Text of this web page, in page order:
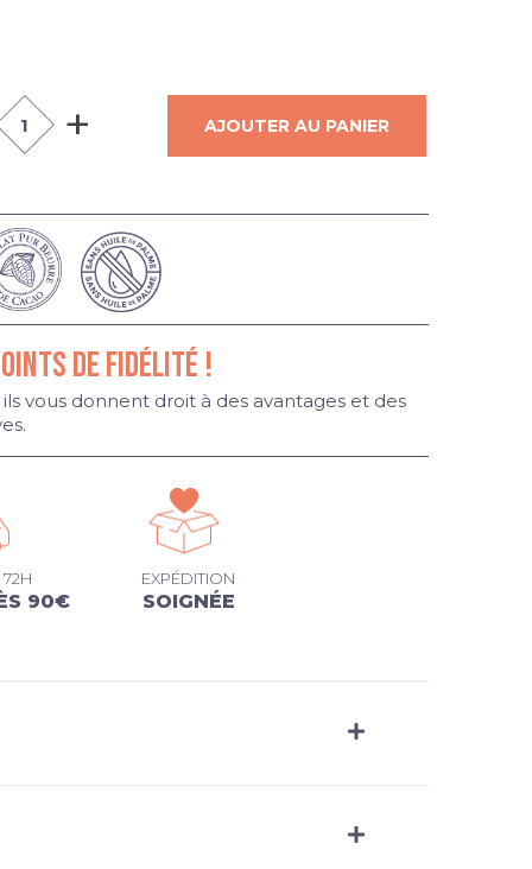
+ AJOUTER AU PANIER
DE FIDÉLITÉ !
vous donnent droit à des avantages et des
90€
EXPÉDITION
SOIGNÉE